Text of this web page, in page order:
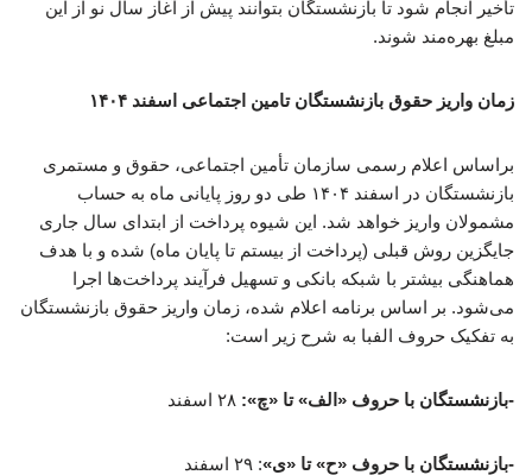
تأخیر انجام شود تا بازنشستگان بتوانند پیش از آغاز سال نو از این
مبلغ بهره‌مند شوند.
زمان واریز حقوق بازنشستگان تامین اجتماعی اسفند ۱۴۰۴
براساس اعلام رسمی سازمان تأمین اجتماعی، حقوق و مستمری
بازنشستگان در اسفند ۱۴۰۴ طی دو روز پایانی ماه به حساب
مشمولان واریز خواهد شد. این شیوه پرداخت از ابتدای سال جاری
جایگزین روش قبلی (پرداخت از بیستم تا پایان ماه) شده و با هدف
هماهنگی بیشتر با شبکه بانکی و تسهیل فرآیند پرداخت‌ها اجرا
می‌شود. بر اساس برنامه اعلام شده، زمان واریز حقوق بازنشستگان
به تفکیک حروف الفبا به شرح زیر است:
-بازنشستگان با حروف «الف» تا «چ»:
-بازنشستگان با حروف «ح» تا «ی»: ۲۹ اسفند